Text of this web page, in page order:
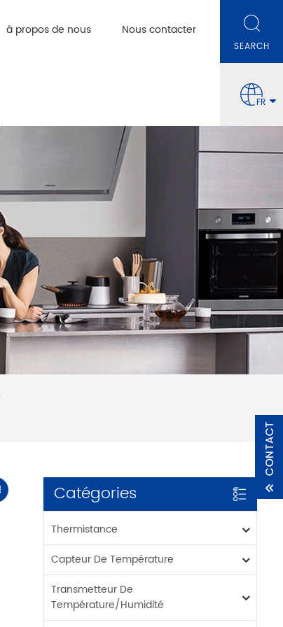
à propos de nous Nous contacter
FR
Catégories
Thermistance
Capteur De Température
Transmetteur De
Température/humidité